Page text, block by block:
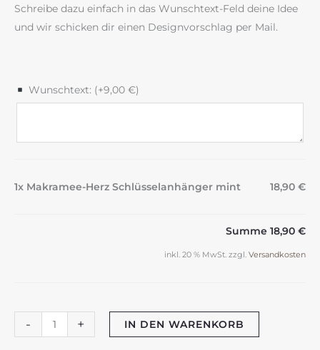
Schreibe dazu einfach in das Wunschtext-Feld deine Idee
und wir schicken dir einen Designvorschlag per Mail.
Wunschtext: (+9,00 €)
1x Makramee-Herz Schlüsselanhänger mint 18,90 €
Summe 18,90 €
inkl. 20 % MwSt. zzgl. Versandkosten
-
Makramee-
Herz
+ IN DEN WARENKORB